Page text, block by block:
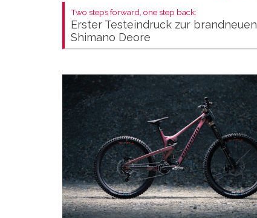
Two steps forward, one step back:
Erster Testeindruck zur brandneuen
Shimano Deore